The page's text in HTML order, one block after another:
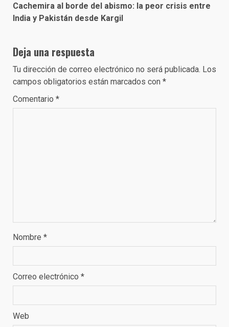
Cachemira al borde del abismo: la peor crisis entre
India y Pakistán desde Kargil
Deja una respuesta
Tu dirección de correo electrónico no será publicada. Los
campos obligatorios están marcados con *
Comentario *
Nombre *
Correo electrónico *
Web